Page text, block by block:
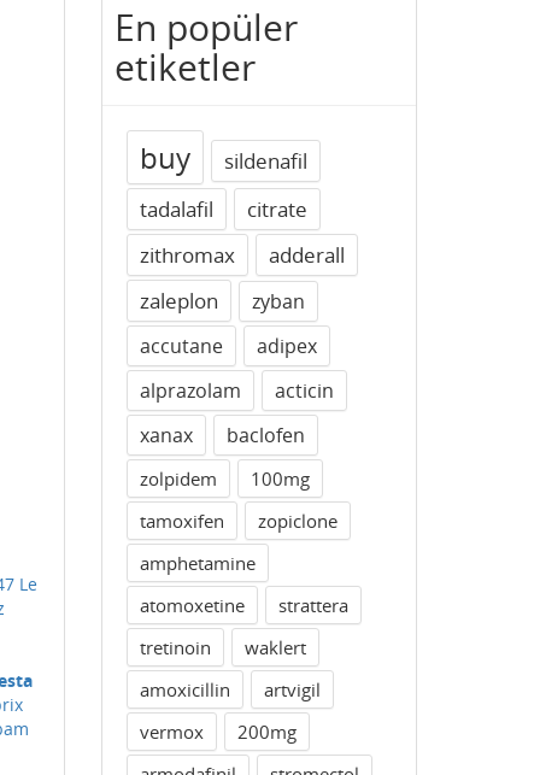
Le
En popüler
etiketler
buy
sildenafil
tadalafil
citrate
zithromax
adderall
zaleplon
zyban
accutane
adipex
alprazolam
acticin
xanax
baclofen
zolpidem
100mg
tamoxifen
zopiclone
amphetamine
atomoxetine
strattera
tretinoin
waklert
amoxicillin
artvigil
vermox
200mg